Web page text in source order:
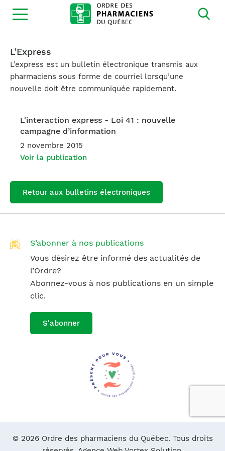
Ouvrir
la
L'Express
L’express est un bulletin électronique transmis aux
pharmaciens sous forme de courriel lorsqu’une
nouvelle doit être communiquée rapidement.
L'interaction express - Loi 41 : nouvelle
campagne d’information
2 novembre 2015
Voir la publication
Retour aux bulletins électroniques
S’abonner à nos publications
Vous désirez être informé des actualités de
l’Ordre?
Abonnez-vous à nos publications en un simple
clic.
S'abonner
© 2026 Ordre des pharmaciens du Québec. Tous droits